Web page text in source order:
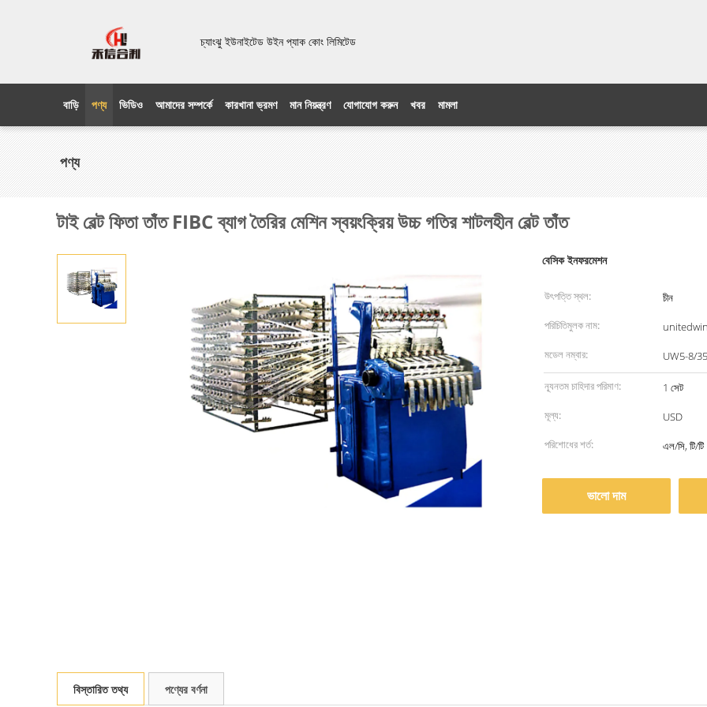
চ্যাংঝু ইউনাইটেড উইন প্যাক কোং লিমিটেড
বাড়ি পণ্য ভিডিও আমাদের সম্পর্কে কারখানা ভ্রমণ মান নিয়ন্ত্রণ যোগাযোগ করুন খবর মামলা
পণ্য
টাই বেল্ট ফিতা তাঁত FIBC ব্যাগ তৈরির মেশিন স্বয়ংক্রিয় উচ্চ গতির শাটলহীন বেল্ট তাঁত
বেসিক ইনফরমেশন
উৎপত্তি স্থল:
চীন
পরিচিতিমুলক নাম:
unitedwin
মডেল নম্বার:
UW5-8/35
ন্যূনতম চাহিদার পরিমাণ:
1 সেট
মূল্য:
USD
পরিশোধের শর্ত:
এল/সি, টি/টি
ভালো দাম
বিস্তারিত তথ্য পণ্যের বর্ণনা